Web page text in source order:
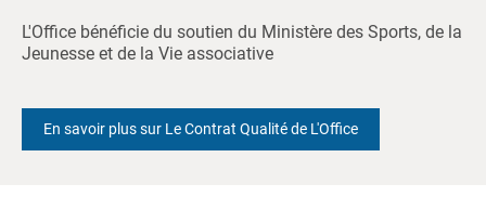
L'Office bénéficie du soutien du Ministère des Sports, de la
Jeunesse et de la Vie associative
En savoir plus sur Le Contrat Qualité de L'Office